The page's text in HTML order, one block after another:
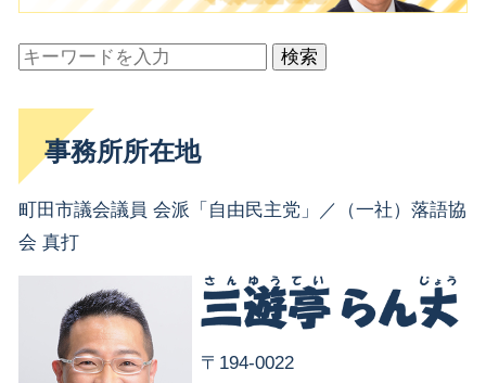
検索
事務所所在地
町田市議会議員 会派「自由民主党」／（一社）落語協
会 真打
〒194-0022